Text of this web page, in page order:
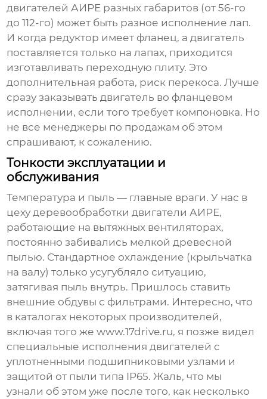
двигателей АИРЕ разных габаритов (от 56-го
до 112-го) может быть разное исполнение лап.
И когда редуктор имеет фланец, а двигатель
поставляется только на лапах, приходится
изготавливать переходную плиту. Это
дополнительная работа, риск перекоса. Лучше
сразу заказывать двигатель во фланцевом
исполнении, если того требует компоновка. Но
не все менеджеры по продажам об этом
спрашивают, к сожалению.
Тонкости эксплуатации и
обслуживания
Температура и пыль — главные враги. У нас в
цеху деревообработки двигатели АИРЕ,
работающие на вытяжных вентиляторах,
постоянно забивались мелкой древесной
пылью. Стандартное охлаждение (крыльчатка
на валу) только усугубляло ситуацию,
затягивая пыль внутрь. Пришлось ставить
внешние обдувы с фильтрами. Интересно, что
в каталогах некоторых производителей,
включая того жеwww.17drive.ru, я позже видел
специальные исполнения двигателей с
уплотненными подшипниковыми узлами и
защитой от пыли типа IP65. Жаль, что мы
узнали об этом уже после того, как несколько